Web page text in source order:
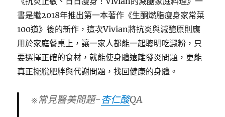
書是繼2018年推出第一本著作《生酮燃脂瘦身家常菜
100道》後的新作，這次Vivian將抗炎與減醣原則應
用於家庭餐桌上，讓一家人都能一起聰明吃澱粉，只
要選擇正確的食材，就能使身體遠離發炎問題，更能
真正擺脫肥胖與代謝問題，找回健康的身體。
※常見醫美問題-杏仁酸QA